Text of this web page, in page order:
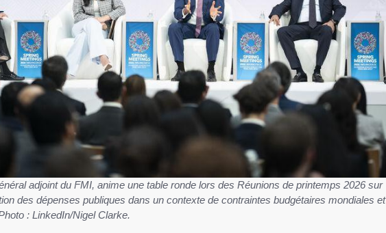
adjoint du FMI, anime une table ronde lors des Réunions de printemps 2026 sur
des dépenses publiques dans un contexte de contraintes budgétaires mondiales et
: LinkedIn/Nigel Clarke.